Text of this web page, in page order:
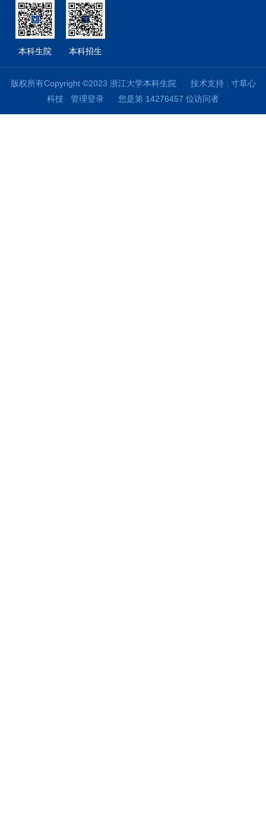
本科生院 本科招生
版权所有Copyright ©2023 浙江大学本科生院 技术支持 : 寸草心
科技
管理登录 您是第 14276457 位访问者